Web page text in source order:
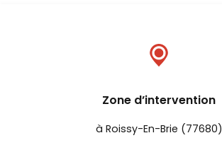
Zone d’intervention
à Roissy-En-Brie (77680)